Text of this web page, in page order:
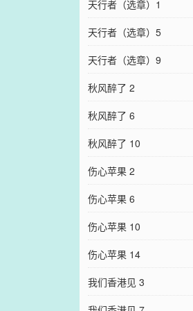
天行者（选章）1
天行者（选章）5
天行者（选章）9
秋风醉了 2
秋风醉了 6
秋风醉了 10
伤心苹果 2
伤心苹果 6
伤心苹果 10
伤心苹果 14
我们香港见 3